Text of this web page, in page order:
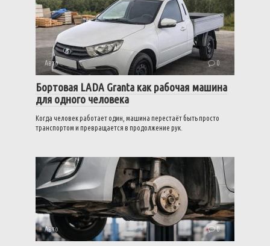
Авто 0
Бортовая LADA Granta как рабочая машина
для одного человека
Когда человек работает один, машина перестаёт быть просто
транспортом и превращается в продолжение рук.
Авто 0